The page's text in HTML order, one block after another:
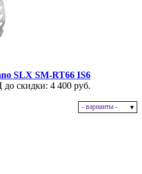
SLX SM-RT66 IS6
скидки: 4 400 руб.
- варианты -